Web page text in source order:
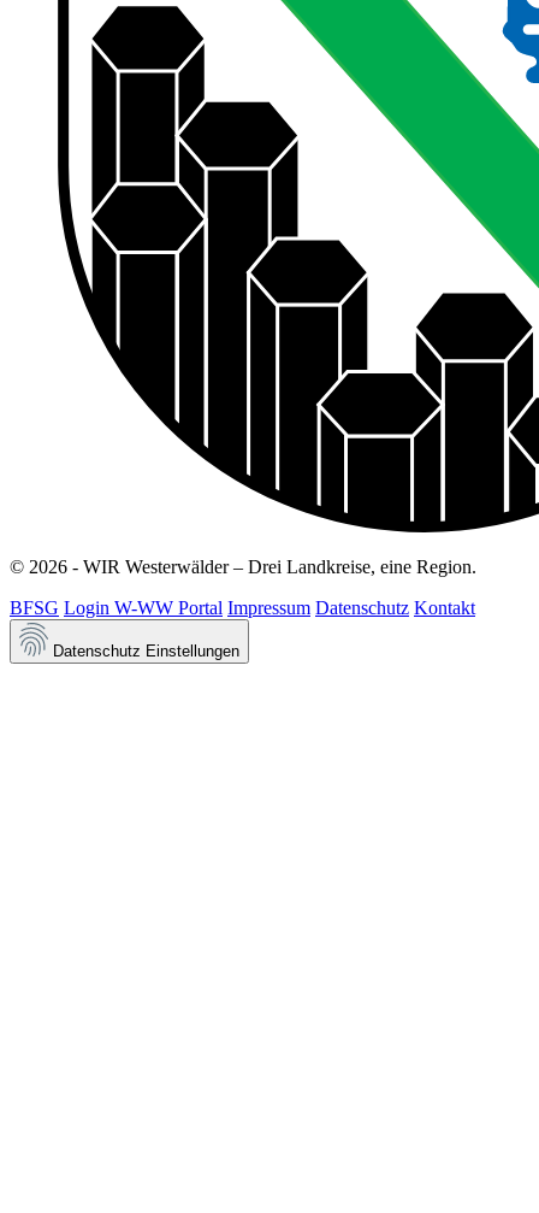
© 2026 - WIR Westerwälder – Drei Landkreise, eine Region.
BFSG Login W-WW Portal Impressum Datenschutz Kontakt
Datenschutz Einstellungen